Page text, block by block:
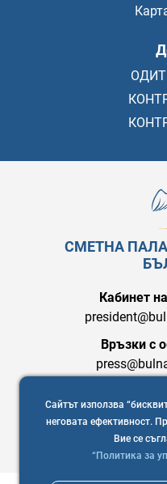
Сайтът използва
неговата ефективност.
Вие се
“Политика за
СМЕТНА
Кабинет
Връзки с